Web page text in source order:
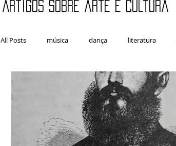
Artigos sobre arte e cultura
All Posts música dança literatura
artes plásticas Fotografia Artes Cênicas